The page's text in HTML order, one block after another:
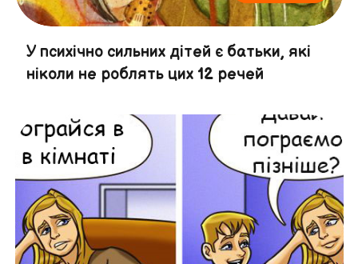
У психічно сильних дітей є батьки, які
ніколи не роблять цих 12 речей